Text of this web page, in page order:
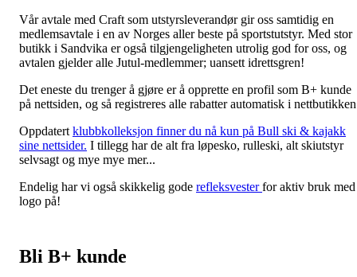
Vår avtale med Craft som utstyrsleverandør gir oss samtidig en
medlemsavtale i en av Norges aller beste på sportstutstyr. Med stor
butikk i Sandvika er også tilgjengeligheten utrolig god for oss, og
avtalen gjelder alle Jutul-medlemmer; uansett idrettsgren!
Det eneste du trenger å gjøre er å opprette en profil som B+ kunde
på nettsiden, og så registreres alle rabatter automatisk i
Oppdatert klubbkolleksjon finner du nå kun på Bull ski & kajakk
sine nettsider. I tillegg har de alt fra løpesko, rulleski, alt skiutstyr
selvsagt og mye mye mer...
Endelig har vi også skikkelig gode refleksvesterfor aktiv bruk med
logo på!
Bli B+ kunde